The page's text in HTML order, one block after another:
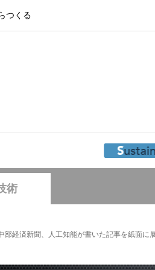
つくる
術
部経済新聞、人工知能が書いた記事を紙面に